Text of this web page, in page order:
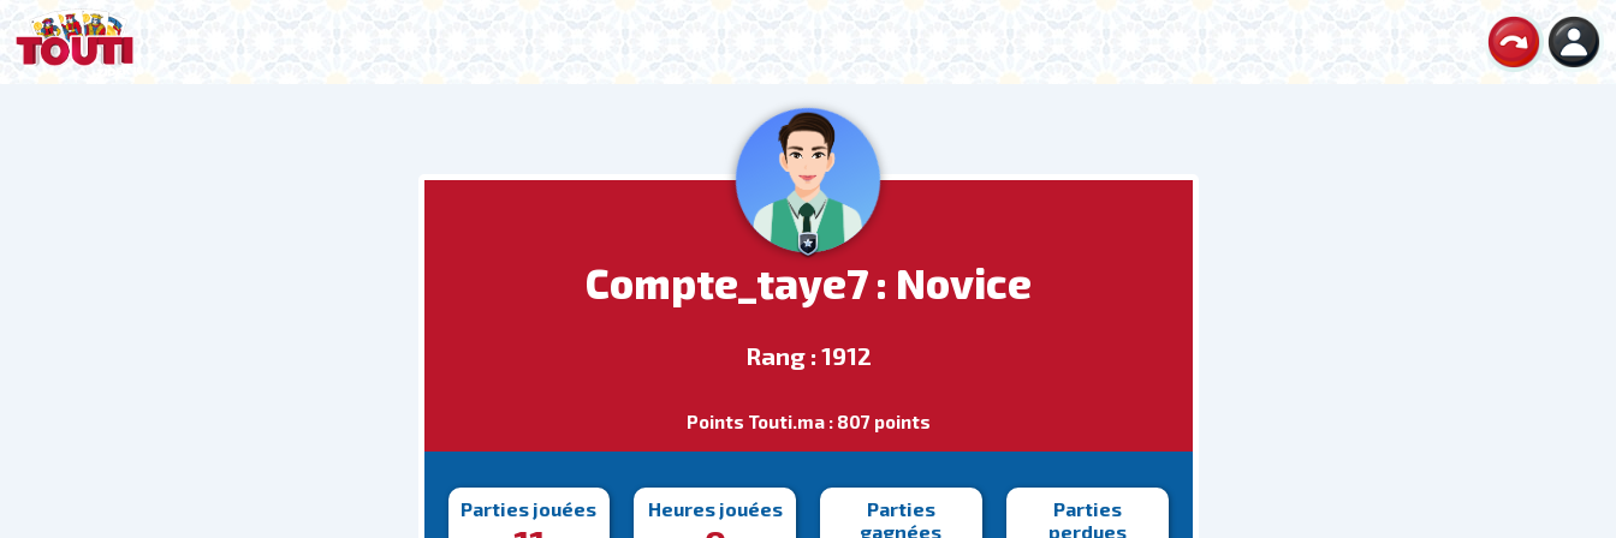
Compte_taye7 : Novice
Rang : 1912
Points Touti.ma : 807 points
Parties jouées Heures jouées
Parties
gagnées
Parties
perdues